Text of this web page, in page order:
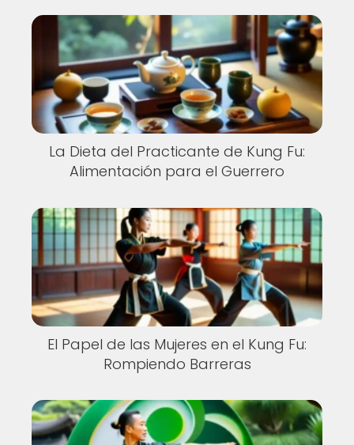
La Dieta del Practicante de Kung Fu:
Alimentación para el Guerrero
El Papel de las Mujeres en el Kung Fu:
Rompiendo Barreras